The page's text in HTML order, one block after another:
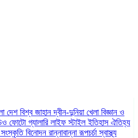
দেশ বিশ্ব জাহানদ্বীন-দুনিয়া খেলা বিজ্ঞান ও
ফোটো গ্যালারি লাইফ স্টাইলইতিহাস ঐতিহ্য
বিনোদন রান্নাবান্নারূপচর্চাস্বাস্থ্য